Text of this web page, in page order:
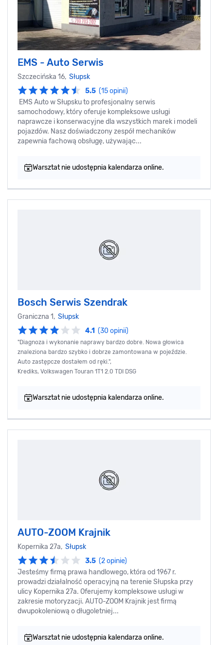
EMS - Auto Serwis
Szczecińska 16, Słupsk
5.5 (15 opinii)
EMS Auto w Słupsku to profesjonalny serwis
samochodowy, który oferuje kompleksowe usługi
naprawcze i konserwacyjne dla wszystkich marek i modeli
pojazdów. Nasz doświadczony zespół mechaników
zapewnia fachową obsługę, używając...
Warsztat nie udostępnia kalendarza online.
Bosch Serwis Szendrak
Graniczna 1, Słupsk
4.1 (30 opinii)
"Diagnoza i wykonanie naprawy bardzo dobre. Nowa głowica
znaleziona bardzo szybko i dobrze zamontowana w pojeździe.
Auto zastępcze dostałem od ręki.",
Krediks, Volkswagen Touran 1T1 2.0 TDI DSG
Warsztat nie udostępnia kalendarza online.
AUTO-ZOOM Krajnik
Kopernika 27a, Słupsk
3.5 (2 opinie)
Jesteśmy firmą prawa handlowego, która od 1967 r.
prowadzi działalność operacyjną na terenie Słupska przy
ulicy Kopernika 27a. Oferujemy kompleksowe usługi w
zakresie motoryzacji. AUTO-ZOOM Krajnik jest firmą
dwupokoleniową o długoletniej...
Warsztat nie udostępnia kalendarza online.